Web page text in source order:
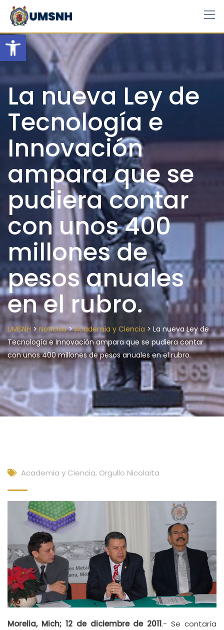
Open toolbar
Skip
content
La nueva Ley de
Tecnología e
Innovación
ampara que se
pudiera contar
con unos 400
millones de
pesos anuales
en el rubro.
UMSNH > Noticias>Academia y Ciencia > La nueva Ley de
Tecnología e Innovación ampara que se pudiera contar
con unos 400 millones de pesos anuales en el rubro.
Academia y Ciencia, Orgullo Nicolaita
Morelia, Mich; 12 de diciembre de 2011.- Se contaría